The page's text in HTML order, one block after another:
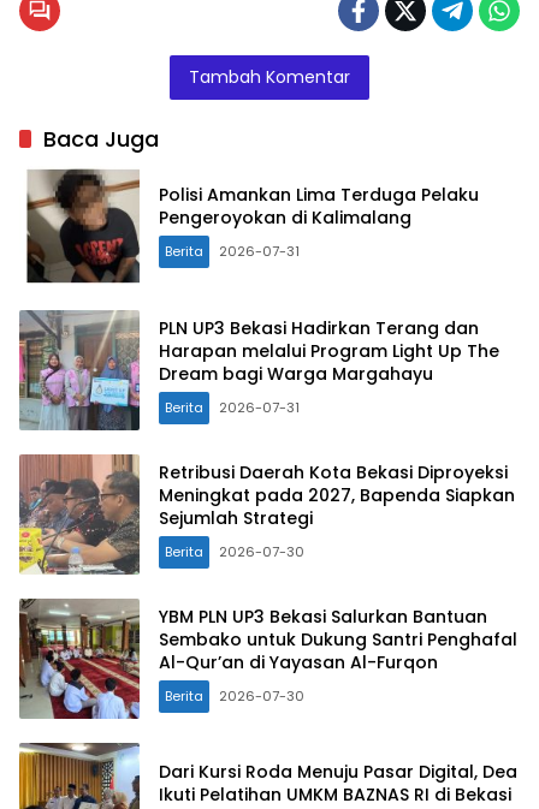
Tambah Komentar
Baca Juga
Polisi Amankan Lima Terduga Pelaku
Pengeroyokan di Kalimalang
Berita 2026-07-31
PLN UP3 Bekasi Hadirkan Terang dan
Harapan melalui Program Light Up The
Dream bagi Warga Margahayu
Berita 2026-07-31
Retribusi Daerah Kota Bekasi Diproyeksi
Meningkat pada 2027, Bapenda Siapkan
Sejumlah Strategi
Berita 2026-07-30
YBM PLN UP3 Bekasi Salurkan Bantuan
Sembako untuk Dukung Santri Penghafal
Al-Qur’an di Yayasan Al-Furqon
Berita 2026-07-30
Dari Kursi Roda Menuju Pasar Digital, Dea
Ikuti Pelatihan UMKM BAZNAS RI di Bekasi